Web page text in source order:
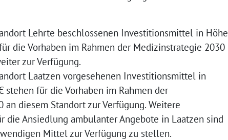
Lehrte beschlossenen Investitionsmittel in Höhe
die Vorhaben im Rahmen der Medizinstrategie 2030
zur Verfügung.
Laatzen vorgesehenen Investitionsmittel in
stehen für die Vorhaben im Rahmen der
diesem Standort zur Verfügung. Weitere
die Ansiedlung ambulanter Angebote in Laatzen sind
Mittel zur Verfügung zu stellen.